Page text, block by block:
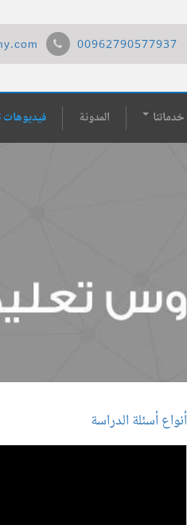
00962790577937
خدماتنا المدونة فيديوهات
أنواع أسئلة الدراسة